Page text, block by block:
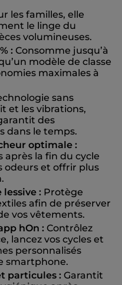
les familles, elle
le linge du
volumineuses.
: Consomme jusqu’à
modèle de classe
maximales à
sans
et les vibrations,
des
dans le temps.
optimale :
la fin du cycle
odeurs et offrir plus
: Protège
afin de préserver
vos vêtements.
hOn : Contrôlez
lancez vos cycles et
personnalisés
smartphone.
particules : Garantit